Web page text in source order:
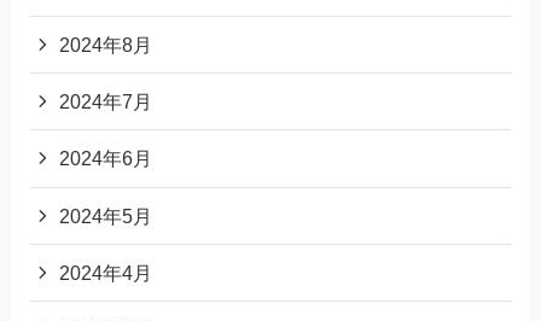
2024年8月
2024年7月
2024年6月
2024年5月
2024年4月